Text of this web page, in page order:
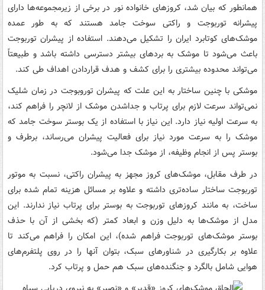
همانطور که بیان شد، کروزهای خانواده نور در برخی از زیرمجموعه‌ها دارای
پیشرانه توربوجت و راکتی سوخت جامد هستند که به طور عمده
موشک‌های کوتابرد ایران را تشکیل می‌دهند. استفاده از پیشران توربوجت
باعث می‌شود تا موشک به بردهای بیشتر دسترسی داشته باشد و طبیعتاً
می‌تواند محدوده بیشتری را برای کشف و هدف قراردادن اهداف طی کند.
موشکی با چنین ساختار به این علت که پیشران توروبوجت در زمان شلیک
نمی‌تواند سرعت لازم برای پرتاب و جداشدن موشک از لانچر را فراهم کند،
به سرعت اولیه نیاز دارد. این نیاز با استفاده از یک بوستر سوخت جامد که
موشک را به سرعت مورد نیاز برای فعالیت پیشران می‌رساند، برطرف و
بوستر پس از انجام وظیفه، از موشک جدا می‌شود.
در طرف مقابل، موشک‌های کروز مجهز به پیشران راکتی، نسبت به موتور
توربوجت ساختار ساده‌تری داشته و علاوه بر مسائل هزینه تمام شده برای
ساخت، به مانند کروزهای توربوجت به بوستر برای پرتاب نیاز ندارند. این
مدل از موشک‌ها به دلیل وزن و ابعاد کمتر (که بخشی از آن با حذف
بوستر موشک‌های توربوجت فراهم شده)، این امکان را فراهم می‌کند تا
علاوه بر بکارگیری در شناورهای سبک، بتوان آنها را در روی پلتفرم‌های
هوایی شامل بالگرد و جنگنده‌های سبک هم حمل و پرتاب کرد.